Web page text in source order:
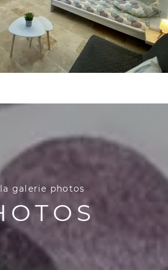
galerie photos